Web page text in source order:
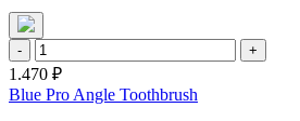
- +
1.470 ₽
Blue Pro Angle Toothbrush